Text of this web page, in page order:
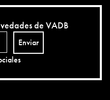
de VADB
Enviar